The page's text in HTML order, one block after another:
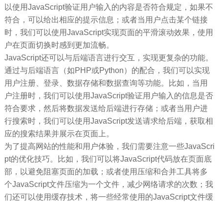
以使用JavaScript验证用户输入的内容是否符合规定，如果不
符合，可以给出相应的提示信息；或者当用户点击某个链接
时，我们可以使用JavaScript实现页面的平滑滚动效果，使用
户在页面切换时感到更加流畅。
JavaScript还可以与后端语言进行交互，实现更复杂的功能。
通过与后端语言（如PHP或Python）的配合，我们可以实现
用户注册、登录、数据存储和数据查询等功能。比如，当用
户注册时，我们可以使用JavaScript验证用户输入的信息是否
符合要求，然后将数据发送给后端进行存储；或者当用户进
行搜索时，我们可以使用JavaScript发送请求给后端，获取相
应的搜索结果并展示在页面上。
为了提高网站的性能和用户体验，我们需要注意一些JavaScri
pt的优化技巧。比如，我们可以将JavaScript代码放在页面底
部，以避免阻塞页面的加载；或者使用压缩和合并工具将多
个JavaScript文件压缩为一个文件，减少网络请求的次数；我
们还可以使用缓存技术，将一些经常使用的JavaScript文件缓